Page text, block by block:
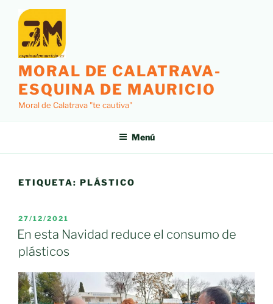
contenido
MORAL DE CALATRAVA-
ESQUINA DE MAURICIO
Moral de Calatrava "te cautiva"
Menú
ETIQUETA: PLÁSTICO
PUBLICADO
EL
27/12/2021
En esta Navidad reduce el consumo de
plásticos